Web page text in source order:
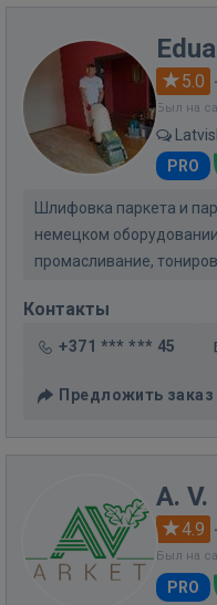
5.0 ·
Был на
PRO
Шлифовка паркета и
немецком
промасливание,
Контакты
+371 *** *** 45
Предложить заказ
A.
4.9 ·
Был на
PRO